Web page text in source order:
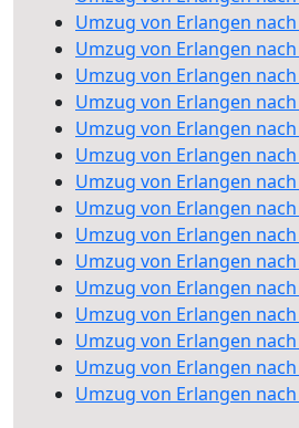
Umzug von Erlangen
Umzug von Erlangen
Umzug von Erlangen
Umzug von Erlangen
Umzug von Erlangen nach
Umzug von Erlangen
Umzug von Erlangen
Umzug von Erlangen
Umzug von Erlangen
Umzug von Erlangen
Umzug von Erlangen
Umzug von Erlangen
Umzug von Erlangen
Umzug von Erlangen
Umzug von Erlangen